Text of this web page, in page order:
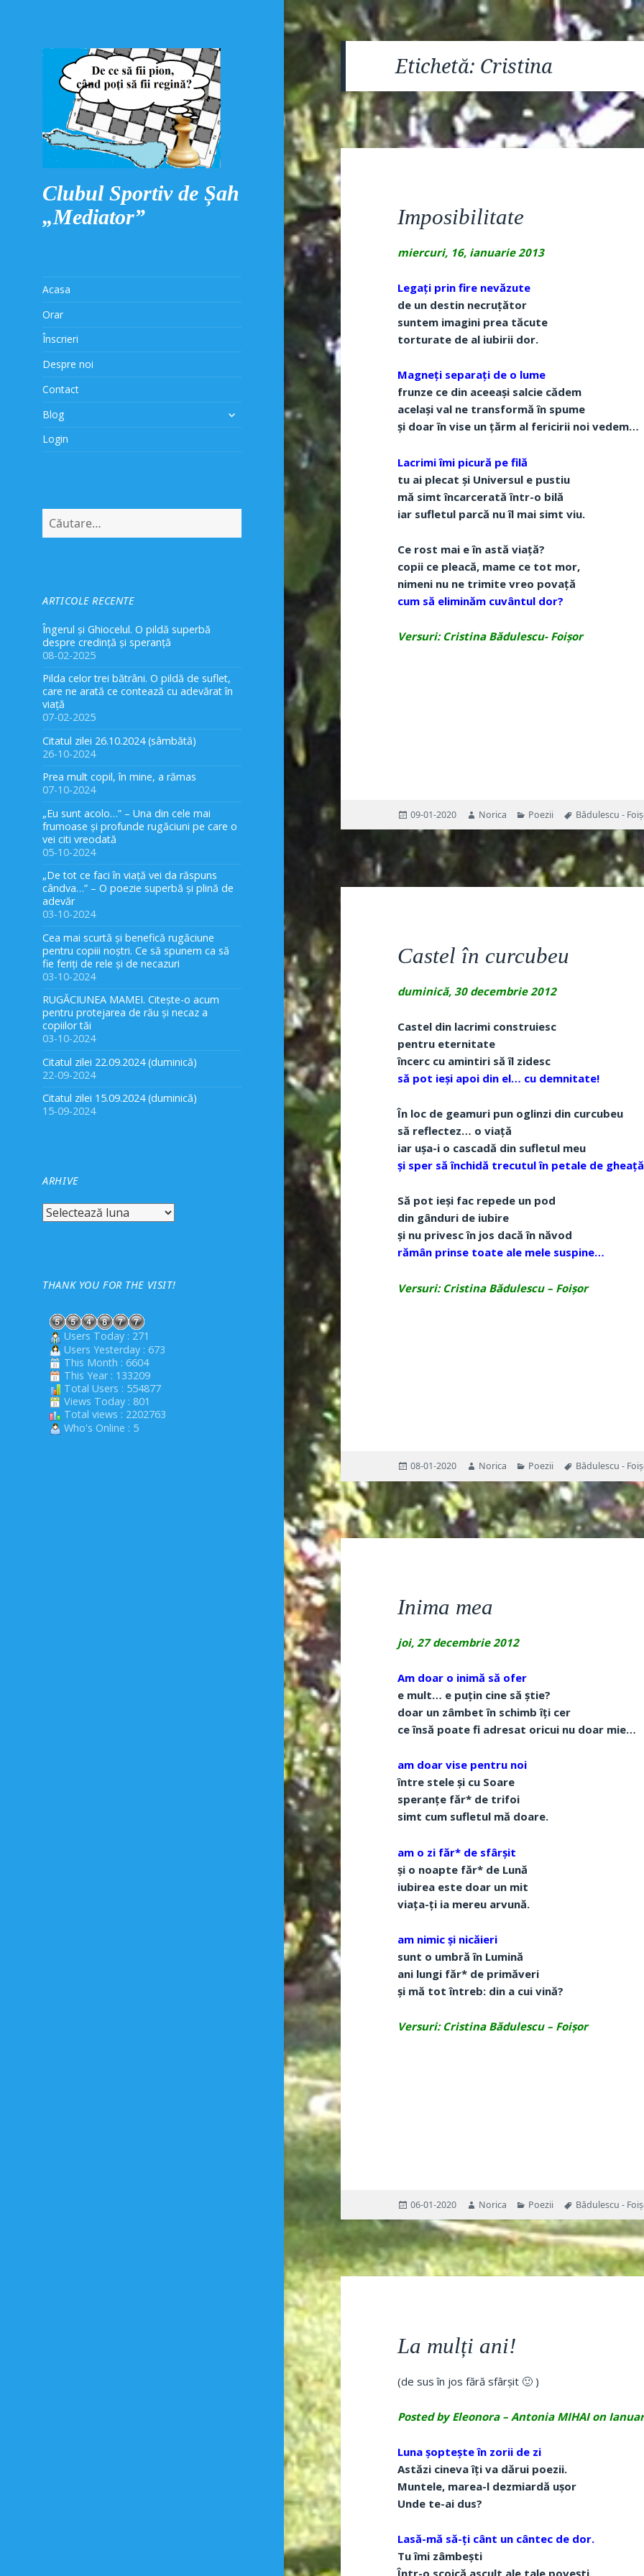
Clubul Sportiv de Șah
„Mediator”
Acasa
Orar
Înscrieri
Despre noi
Contact
Blog
extinde
Login
după:
ARTICOLE RECENTE
Îngerul și Ghiocelul. O pildă superbă
despre credință și speranță
08-02-2025
Pilda celor trei bătrâni. O pildă de suflet,
care ne arată ce contează cu adevărat în
viață
07-02-2025
Citatul zilei 26.10.2024 (sâmbătă)
26-10-2024
Prea mult copil, în mine, a rămas
07-10-2024
„Eu sunt acolo…” – Una din cele mai
frumoase și profunde rugăciuni pe care o
vei citi vreodată
05-10-2024
„De tot ce faci în viață vei da răspuns
cândva…” – O poezie superbă și plină de
adevăr
03-10-2024
Cea mai scurtă și benefică rugăciune
pentru copiii noștri. Ce să spunem ca să
fie feriți de rele și de necazuri
03-10-2024
RUGĂCIUNEA MAMEI. Citește-o acum
pentru protejarea de rău și necaz a
copiilor tăi
03-10-2024
Citatul zilei 22.09.2024 (duminică)
22-09-2024
Citatul zilei 15.09.2024 (duminică)
15-09-2024
ARHIVE
Arhive
THANK YOU FOR THE VISIT!
Users Today : 271
Users Yesterday : 673
This Month : 6604
This Year : 133209
Total Users : 554877
Views Today : 801
Total views : 2202763
Who's Online : 5
Etichetă: Cristina
Imposibilitate
miercuri, 16, ianuarie 2013
Legați prin fire nevăzute
de un destin necruțător
suntem imagini prea tăcute
torturate de al iubirii dor.
Magneți separați de o lume
frunze ce din aceeași salcie cădem
același val ne transformă în spume
și doar în vise un țărm al fericirii noi vedem…
Lacrimi îmi picură pe filă
tu ai plecat și Universul e pustiu
mă simt încarcerată într-o bilă
iar sufletul parcă nu îl mai simt viu.
Ce rost mai e în astă viață?
copii ce pleacă, mame ce tot mor,
nimeni nu ne trimite vreo povață
cum să eliminăm cuvântul dor?
Versuri: Cristina Bădulescu- Foișor
Publicat
pe
09-01-2020 Autor
Norica Categorii
Poezii Etichete
Bădulescu -
Castel în curcubeu
duminică, 30 decembrie 2012
Castel din lacrimi construiesc
pentru eternitate
încerc cu amintiri să îl zidesc
să pot ieși apoi din el… cu demnitate!
În loc de geamuri pun oglinzi din curcubeu
să reflectez… o viață
iar ușa-i o cascadă din sufletul meu
și sper să închidă trecutul în petale de
Să pot ieși fac repede un pod
din gânduri de iubire
și nu privesc în jos dacă în năvod
rămân prinse toate ale mele suspine…
Versuri: Cristina Bădulescu – Foișor
Publicat
08-01-2020 Autor
Norica Categorii
Poezii Etichete
Bădulescu -
Inima mea
joi, 27 decembrie 2012
Am doar o inimă să ofer
e mult… e puțin cine să știe?
doar un zâmbet în schimb îți cer
ce însă poate fi adresat oricui nu doar mie…
am doar vise pentru noi
între stele și cu Soare
speranțe făr* de trifoi
simt cum sufletul mă doare.
am o zi făr* de sfârșit
și o noapte făr* de Lună
iubirea este doar un mit
viața-ți ia mereu arvună.
am nimic și nicăieri
sunt o umbră în Lumină
ani lungi făr* de primăveri
și mă tot întreb: din a cui vină?
Versuri: Cristina Bădulescu – Foișor
Publicat
pe
06-01-2020 Autor
Norica Categorii
Poezii Etichete
Bădulescu -
La mulți ani!
(de sus în jos fără sfârșit 🙂 )
Posted by Eleonora – Antonia MIHAI on
Luna șoptește în zorii de zi
Astăzi cineva îți va dărui poezii.
Muntele, marea-l dezmiardă ușor
Unde te-ai dus?
Lasă-mă să-ți cânt un cântec de dor.
Tu îmi zâmbești